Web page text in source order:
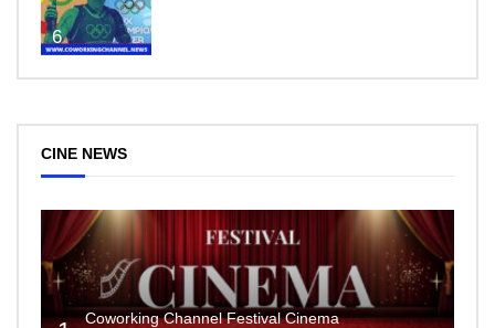
6
CINE NEWS
Coworking Channel Festival Cinema